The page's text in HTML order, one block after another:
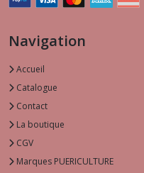
Navigation
Accueil
Catalogue
Contact
La boutique
CGV
Marques PUERICULTURE